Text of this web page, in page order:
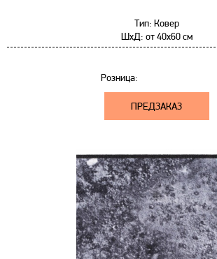
Тип: Ковер
ШхД: от40x60 см
Розница:
ПРЕДЗАКАЗ